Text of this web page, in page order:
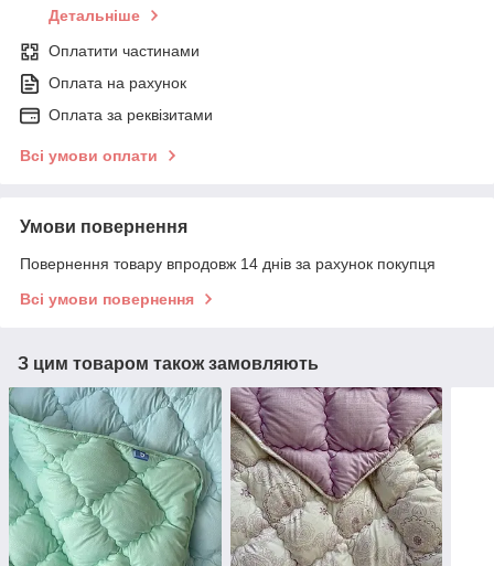
Детальніше
Оплатити частинами
Оплата на рахунок
Оплата за реквізитами
Всі умови оплати
Умови повернення
Повернення товару впродовж 14 днів за рахунок покупця
Всі умови повернення
З цим товаром також замовляють